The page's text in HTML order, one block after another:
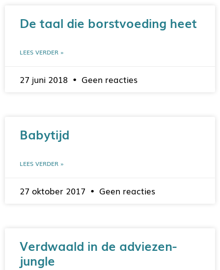
De taal die borstvoeding heet
LEES VERDER »
27 juni 2018 Geen reacties
Babytijd
LEES VERDER »
27 oktober 2017 Geen reacties
Verdwaald in de adviezen-
jungle